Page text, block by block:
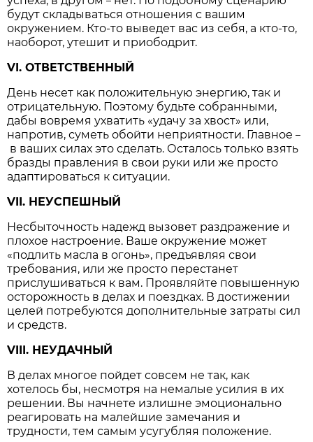
будут складываться отношения с вашим
окружением. Кто-то выведет вас из себя, а кто-то,
наоборот, утешит и приободрит.
VI. ОТВЕТСТВЕННЫЙ
День несет как положительную энергию, так и
отрицательную. Поэтому будьте собранными,
дабы вовремя ухватить «удачу за хвост» или,
напротив, суметь обойти неприятности. Главное–
в ваших силах это сделать. Осталось только взять
бразды правления в свои руки или же просто
адаптироваться к ситуации.
VII. НЕУСПЕШНЫЙ
Несбыточность надежд вызовет раздражение и
плохое настроение. Ваше окружение может
«подлить масла в огонь», предъявляя свои
требования, или же просто перестанет
прислушиваться к вам. Проявляйте повышенную
осторожность в делах и поездках. В достижении
целей потребуются дополнительные затраты сил
и средств.
VIII. НЕУДАЧНЫЙ
В делах многое пойдет совсем не так, как
хотелось бы, несмотря на немалые усилия в их
решении. Вы начнете излишне эмоционально
реагировать на малейшие замечания и
трудности, тем самым усугубляя положение.